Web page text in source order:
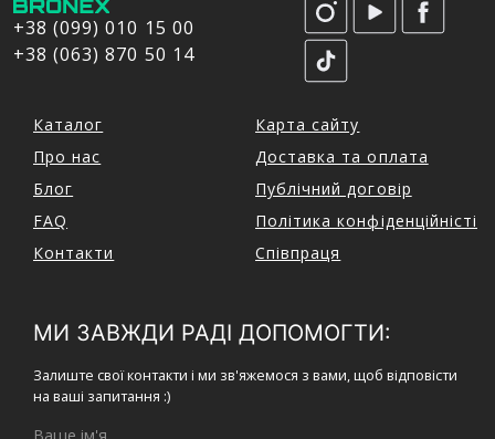
+38 (099) 010 15 00
+38 (063) 870 50 14
Каталог
Про нас
Блог
FAQ
Контакти
Карта сайту
Доставка та оплата
Публічний договір
Політика конфіденційністі
Співпраця
МИ ЗАВЖДИ РАДІ ДОПОМОГТИ:
Залиште свої контакти і ми зв'яжемося з вами, щоб відповісти
на ваші запитання :)